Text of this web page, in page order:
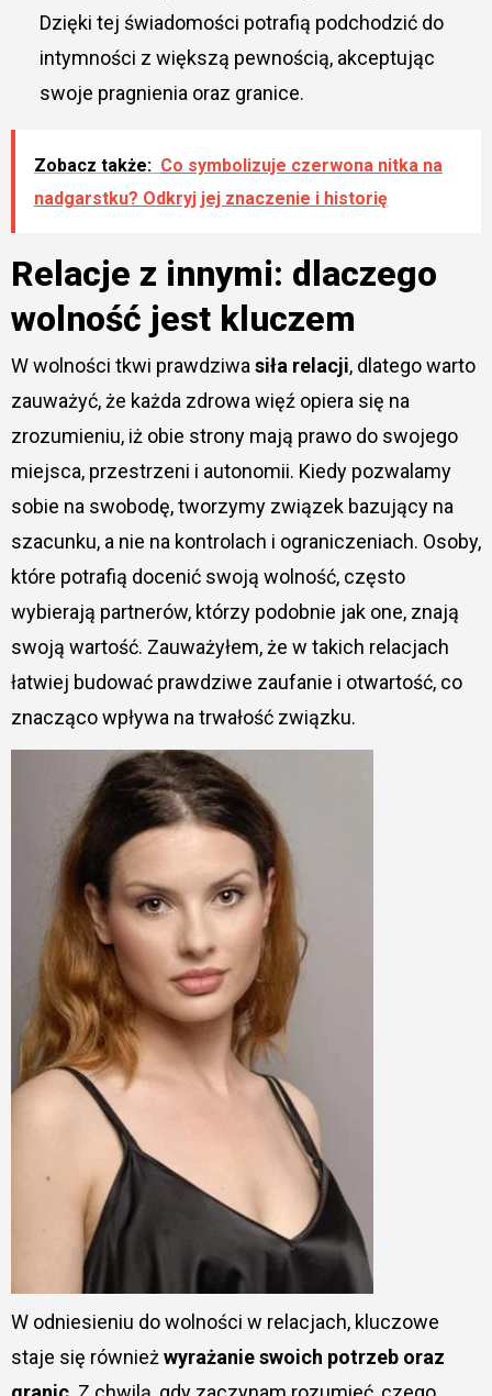
Dzięki tej świadomości potrafią podchodzić do
intymności z większą pewnością, akceptując
swoje pragnienia oraz granice.
Zobacz także: Co symbolizuje czerwona nitka na
nadgarstku? Odkryj jej znaczenie i historię
Relacje z innymi: dlaczego
wolność jest kluczem
W wolności tkwi prawdziwa siła relacji, dlatego warto
zauważyć, że każda zdrowa więź opiera się na
zrozumieniu, iż obie strony mają prawo do swojego
miejsca, przestrzeni i autonomii. Kiedy pozwalamy
sobie na swobodę, tworzymy związek bazujący na
szacunku, a nie na kontrolach i ograniczeniach. Osoby,
które potrafią docenić swoją wolność, często
wybierają partnerów, którzy podobnie jak one, znają
swoją wartość. Zauważyłem, że w takich relacjach
łatwiej budować prawdziwe zaufanie i otwartość, co
znacząco wpływa na trwałość związku.
W odniesieniu do wolności w relacjach, kluczowe
staje się równieżwyrażanie swoich potrzeb oraz